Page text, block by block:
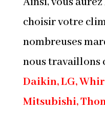
choisir votre
nombreuses
nous travaillons
Daikin, LG,
Mitsubishi,